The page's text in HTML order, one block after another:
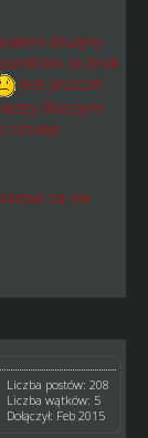
drużyny
za brak
Jest jeszcze
Waszymi
istnieje
za nie
Liczba postów: 208
Liczba wątków: 5
Dołączył: Feb 2015